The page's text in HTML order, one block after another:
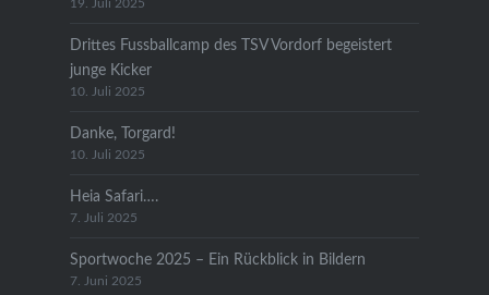
19. Juli 2025
Drittes Fussballcamp des TSV Vordorf begeistert
junge Kicker
10. Juli 2025
Danke, Torgard!
10. Juli 2025
Heia Safari….
7. Juli 2025
Sportwoche 2025 – Ein Rückblick in Bildern
7. Juni 2025